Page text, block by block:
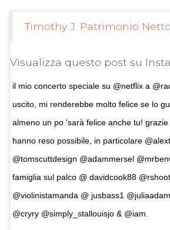
Timothy J. Patrimonio
Visualizza questo post su
il mio concerto speciale su @netflix a
uscito, mi renderebbe molto felice se lo
almeno un po 'sarà felice anche tu!
hanno reso possibile, in particolare
@tomscuttdesign @adammersel
famiglia sul palco @ davidcook88
@violinistamanda @ jusbass1
@cryry @simply_stallouisjo & @iam.